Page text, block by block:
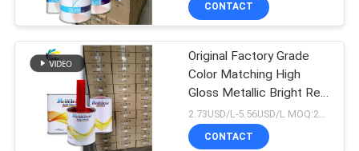
CONTACT
Original Factory Grade
Color Matching High
Gloss Metallic Bright Red
Auto Repair Verf
2.73USD/L-5.56USD/L MOQ:200l
CONTACT